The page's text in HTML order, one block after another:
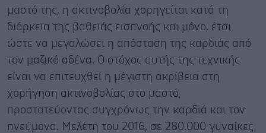
μαστό της, η ακτινοβολία χορηγείται κατά τη
διάρκεια της βαθειάς εισπνοής και μόνο, έτσι
ώστε να μεγαλώσει η απόσταση της καρδιάς από
τον μαζικό αδένα. Ο στόχος αυτής της τεχνικής
είναι να επιτευχθεί η μέγιστη ακρίβεια στη
χορήγηση ακτινοβολίας στο μαστό,
προστατεύοντας συγχρόνως την καρδιά και τον
πνεύμονα. Μελέτη του 2016, σε 280.000 γυναίκες